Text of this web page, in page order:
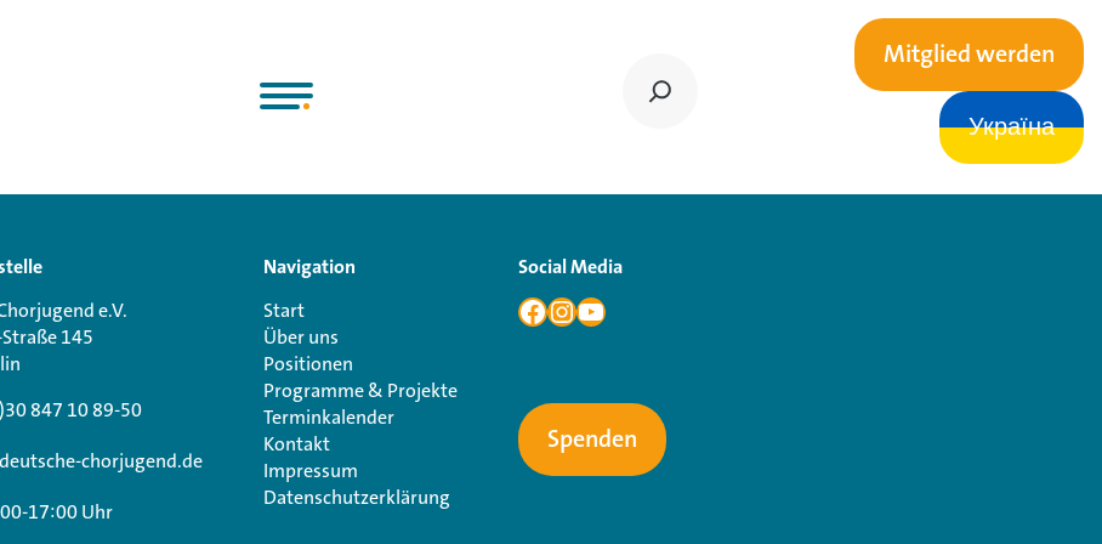
Mitglied werden
Україна
e.V.
145
847 10 89-50
chorjugend.de
17:00 Uhr
Navigation
Start
Über uns
Positionen
Programme & Projekte
Terminkalender
Kontakt
Impressum
Datenschutzerklärung
Social Media
Spenden